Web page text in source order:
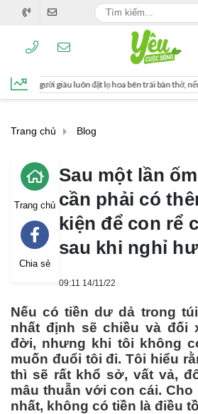
đặt lọ hoa bên trái bàn thờ, nếu đặt bên phải thì sao?
Trang chủ Blog
Trang chủ
Chia sẻ
Sau một lần
cần phải có
kiện để con rể
sau khi nghỉ
09:11 14/11/22
Nếu có tiền dư dả trong
nhất định sẽ chiều và
đời, nhưng khi tôi không
muốn đuổi tôi đi. Tôi hiểu
thì sẽ rất khổ sở, vất vả,
mâu thuẫn với con cái.
nhất, không có tiền là điều